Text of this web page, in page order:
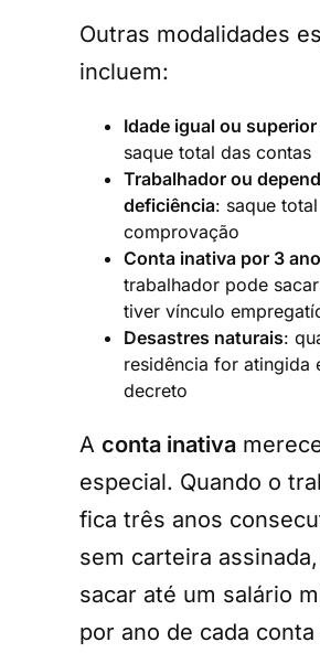
Outras modalidades
incluem:
Idade igual ou
saque total das contas
Trabalhador ou
deficiência: saque
comprovação
Conta inativa por 3
trabalhador pode
tiver vínculo
Desastres naturais:
residência for atingida
decreto
A conta inativa
especial. Quando o
fica três anos
sem carteira
sacar até um salário
por ano de cada